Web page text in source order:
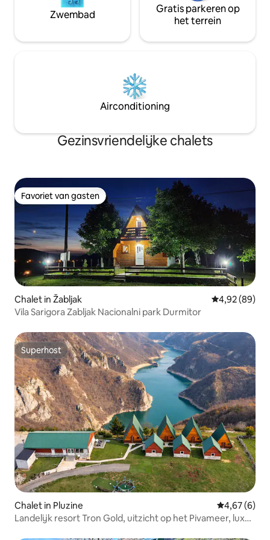
Zwembad
Gratis parkeren op
het terrein
Airconditioning
Gezinsvriendelijke chalets
Favoriet van gasten
Favoriet van gasten
Chalet in Žabljak Gemiddelde
4,92 (89)
Vila Sarigora Zabljak Nacionalni park Durmitor
Superhost
Superhost
Chalet in Pluzine Gemiddelde
4,67 (6)
Landelijk resort Tron Gold, uitzicht op het Pivameer, luxe